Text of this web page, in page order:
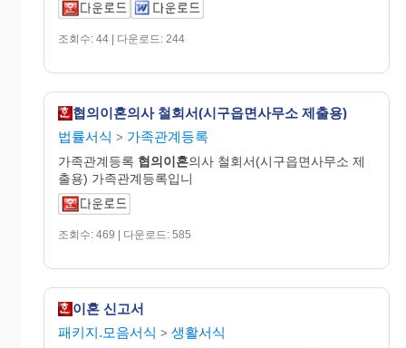
조회수: 44 | 다운로드: 244
협의이혼의사 철회서(시구읍면사무소 제출용)
법률서식 > 가족관계등록
가족관계등록 협의이혼의사 철회서(시구읍면사무소 제
출용) 가족관계등록입니
조회수: 469 | 다운로드: 585
이혼 신고서
패키지.모음서식 > 생활서식